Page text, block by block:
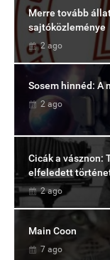
Merre tovább
sajtóközleménye
2 ago
Sosem hinnéd: A
2 ago
Cicák a vásznon:
elfeledett
2 ago
Main Coon
7 ago